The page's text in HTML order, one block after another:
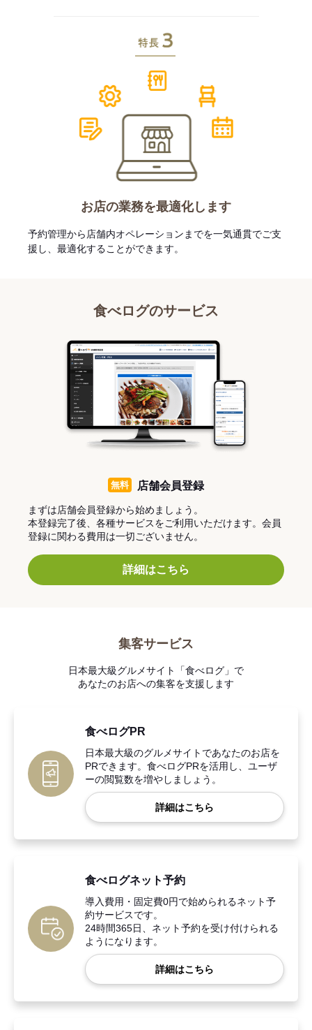
お店の業務を最適化します
予約管理から店舗内オペレーションまでを一気通貫でご支
援し、最適化することができます。
食べログのサービス
無料 店舗会員登録
まずは店舗会員登録から始めましょう。
本登録完了後、各種サービスをご利用いただけます。会員
登録に関わる費用は一切ございません。
詳細はこちら
集客サービス
日本最大級グルメサイト「食べログ」で
あなたのお店への集客を支援します
食べログPR
日本最大級のグルメサイトであなたのお店を
PRできます。食べログPRを活用し、ユーザ
ーの閲覧数を増やしましょう。
詳細はこちら
食べログネット予約
導入費用・固定費0円で始められるネット予
約サービスです。
24時間365日、ネット予約を受け付けられる
ようになります。
詳細はこちら